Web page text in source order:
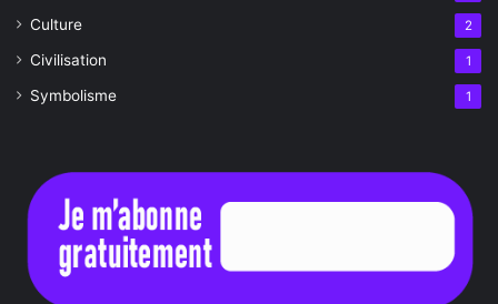
Culture 2
Civilisation 1
Symbolisme 1